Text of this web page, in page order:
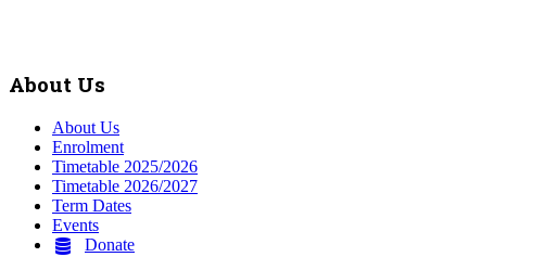
About Us
About Us
Enrolment
Timetable 2025/2026
Timetable 2026/2027
Term Dates
Events
Donate